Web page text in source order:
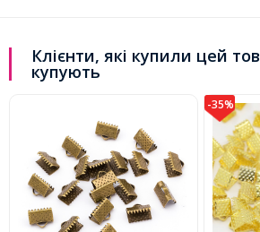
Клієнти, які купили цей
купують
-35%